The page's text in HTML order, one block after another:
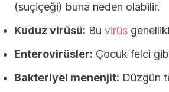
(suçiçeği) buna neden olabilir.
Kuduz virüsü: Bu virüs
Enterovirüsler: Çocuk felci
Bakteriyel menenjit: Düzgün